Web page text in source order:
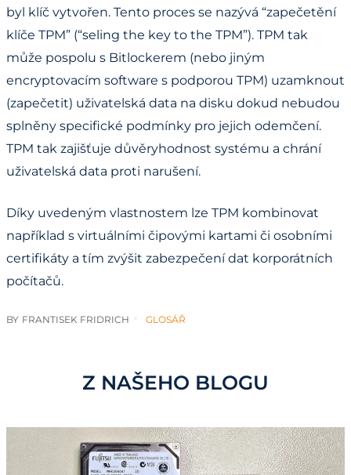
byl klíč vytvořen. Tento proces se nazývá “zapečetění
klíče TPM” (“seling the key to the TPM”). TPM tak
může pospolu s Bitlockerem (nebo jiným
encryptovacím software s podporou TPM) uzamknout
(zapečetit) uživatelská data na disku dokud nebudou
splněny specifické podmínky pro jejich odemčení.
TPM tak zajišťuje důvěryhodnost systému a chrání
uživatelská data proti narušení.
Díky uvedeným vlastnostem lze TPM kombinovat
například s virtuálními čipovými kartami či osobními
certifikáty a tím zvýšit zabezpečení dat korporátních
počítačů.
BY FRANTISEK FRIDRICH GLOSÁŘ
Z NAŠEHO BLOGU